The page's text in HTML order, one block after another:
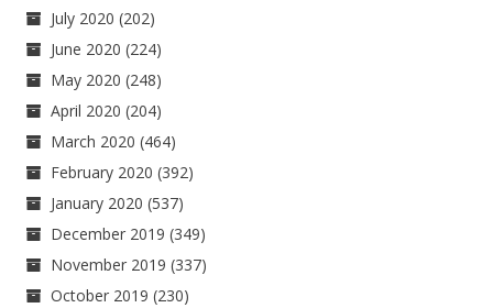
July 2020 (202)
June 2020 (224)
May 2020 (248)
April 2020 (204)
March 2020 (464)
February 2020 (392)
January 2020 (537)
December 2019 (349)
November 2019 (337)
October 2019 (230)